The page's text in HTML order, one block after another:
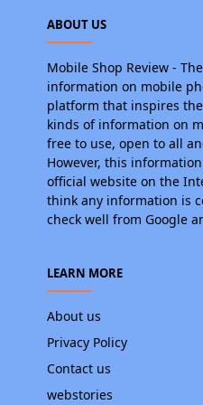
ABOUT US
Mobile Shop Review -
information on mobile
platform that inspires
kinds of information on
free to use, open to all
However, this
official website on the
think any information is
check well from Google
LEARN MORE
About us
Privacy Policy
Contact us
webstories